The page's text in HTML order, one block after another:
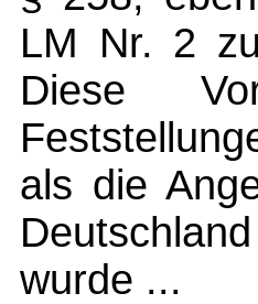
LM Nr. 2
Diese
als die
wurde ...